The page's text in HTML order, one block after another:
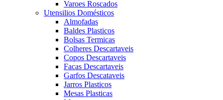
Varoes Roscados
Utensilios Domésticos
Almofadas
Baldes Plasticos
Bolsas Termicas
Colheres Descartaveis
Copos Descartaveis
Facas Descartaveis
Garfos Descataveis
Jarros Plasticos
Mesas Plasticas